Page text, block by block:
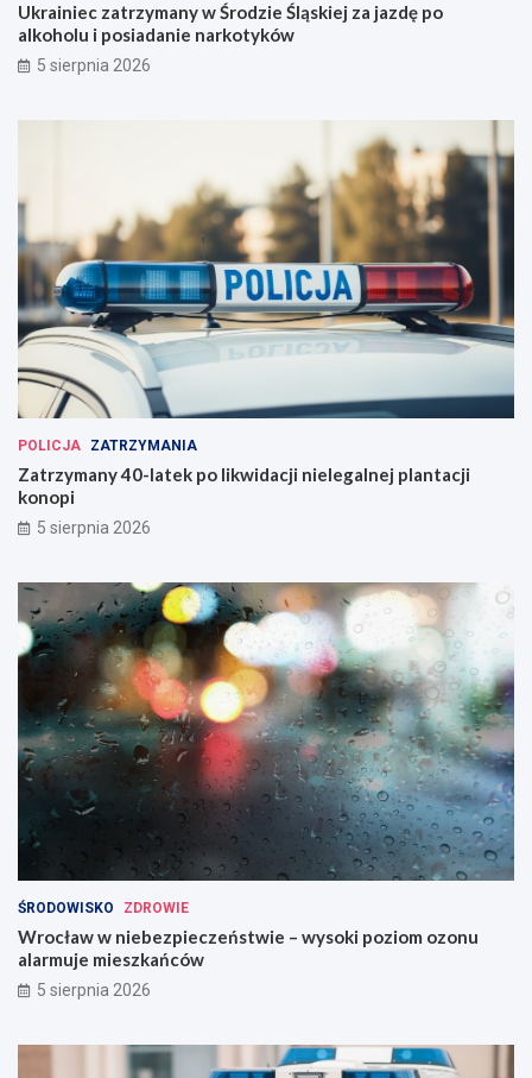
Ukrainiec zatrzymany w Środzie Śląskiej za jazdę po
alkoholu i posiadanie narkotyków
5 sierpnia 2026
POLICJA ZATRZYMANIA
Zatrzymany 40-latek po likwidacji nielegalnej plantacji
konopi
5 sierpnia 2026
ŚRODOWISKO ZDROWIE
Wrocław w niebezpieczeństwie – wysoki poziom ozonu
alarmuje mieszkańców
5 sierpnia 2026